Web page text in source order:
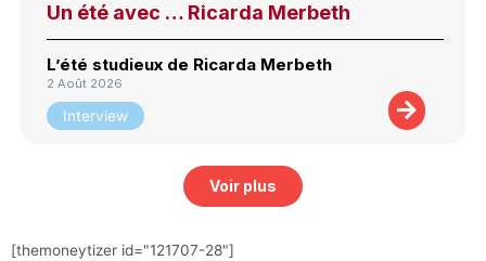
Un été avec … Ricarda Merbeth
L’été studieux de Ricarda Merbeth
2 Août 2026
Interview
Voir plus
[themoneytizer id="121707-28"]